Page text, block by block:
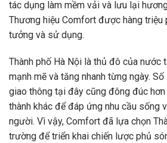
tác dụng làm mềm vải và lưu lại
Thương hiệu Comfort được hàng triệu
tưởng và sử dụng.
Thành phố Hà Nội là thủ đô của nước
mạnh mẽ và tăng nhanh từng ngày.
giao thông tại đây cũng đông đúc
thành khác để đáp ứng nhu cầu sống
người. Vì vậy, Comfort đã lựa chọn
trường để triển khai chiến lược phủ